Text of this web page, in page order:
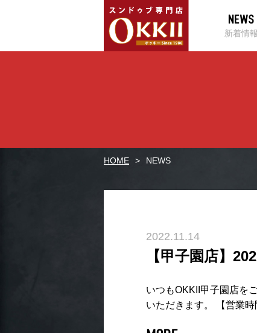
新着情報
HOME NEWS
2022.11.14
【甲子園店】
いつもOKKII甲子園店を
いただきます。 【営業